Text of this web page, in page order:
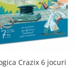
Crazix 6 jocuri